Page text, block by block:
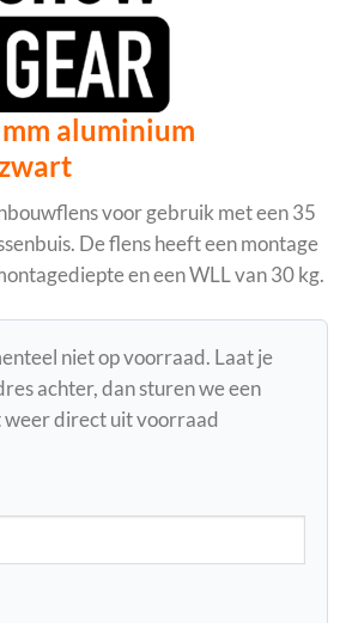
aluminium
voor gebruik met een 35
De flens heeft een montage
en een WLL van 30 kg.
niet op voorraad. Laat je
achter, dan sturen we een
direct uit voorraad